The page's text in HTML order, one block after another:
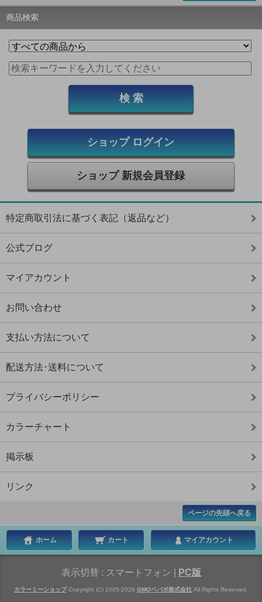
商品検索
ショップ ログイン
ショップ 新規会員登録
特定商取引法に基づく表記（返品など）
公式ブログ
マイアカウント
お問い合わせ
支払い方法について
配送方法･送料について
プライバシーポリシー
カラーチャート
掲示板
リンク
ページの先頭へ戻る
ホーム カート マイアカウント
表示切替 : スマートフォン PC版
カラーミーショップCopyright (C) 2005-2026 GMOペパボ株式会社 All Rights Reserved.